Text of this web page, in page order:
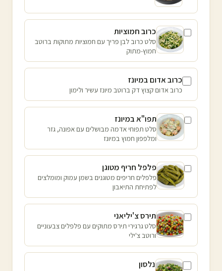
כרוב חמוציות
סלט כרוב לבן פריך עם חמוציות מתוקות ברוטב
חמוץ-מתוק
כרוב אדום במיונז
כרוב אדום קצוץ דק ברוטב מיונז עשיר ולימון
תפו"א במיונז
סלט תפוחי אדמה מבושלים עם אפונה, גזר
ומלפפון חמוץ במיונז
פלפל חריף מטוגן
פלפלים חריפים מטוגנים בשמן עמוק ומומלצים
לפתיחת התיאבון
תירס צ'יליאני
סלט גרגירי תירס מתוקים עם פלפלים צבעוניים
ורוטב צ'ילי
נלסון